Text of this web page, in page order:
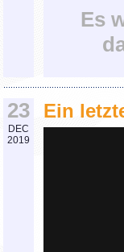
Es
23
DEC
2019
Ein